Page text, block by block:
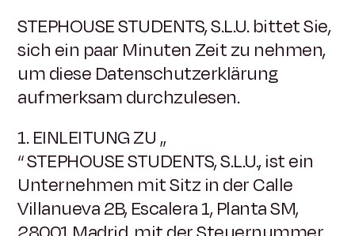
STEPHOUSE STUDENTS, S.L.U. bittet Sie,
sich ein paar Minuten Zeit zu nehmen,
um diese Datenschutzerklärung
aufmerksam durchzulesen.
1. EINLEITUNG ZU „
“ STEPHOUSE STUDENTS, S.L.U., ist ein
Unternehmen mit Sitz in der Calle
Villanueva 2B, Escalera 1, Planta SM,